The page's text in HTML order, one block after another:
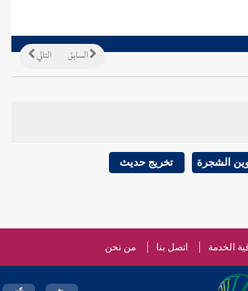
التالي السابق
الشجرة تخريج حديث
الخدمة اتصل بنا من نحن